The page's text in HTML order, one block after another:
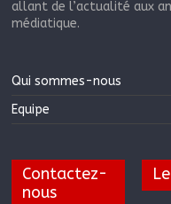
allant de l’actualité aux
médiatique.
Qui sommes-nous
Equipe
Contactez-
nous